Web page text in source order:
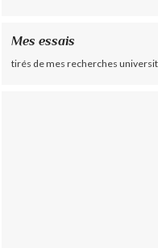
Mes essais
tirés de mes recherches